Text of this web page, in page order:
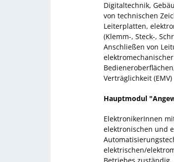
Digitaltechnik,
von technischen
Leiterplatten,
(Klemm-, Steck-,
Anschließen von
Verträglichkeit
Hauptmodul
ElektronikerInnen
elektronischen und
elektrischen/